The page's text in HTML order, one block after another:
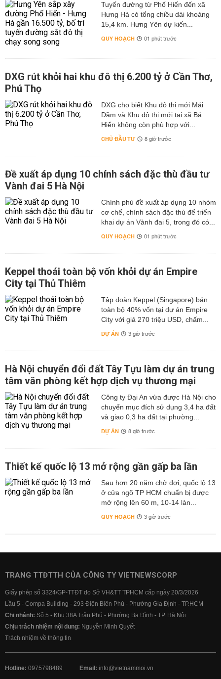
Tuyến đường từ Phố Hiến đến xã
Hưng Hà có tổng chiều dài khoảng
15,4 km. Hưng Yên dự kiến...
QUY HOẠCH 01 phút trước
DXG rút khỏi hai khu đô thị 6.200 tỷ ở Cần Thơ,
Phú Thọ
DXG cho biết Khu đô thị mới Mái
Dầm và Khu đô thị mới tại xã Bá
Hiến không còn phù hợp với...
CHỦ ĐẦU TƯ 8 giờ trước
Đề xuất áp dụng 10 chính sách đặc thù đầu tư
Vành đai 5 Hà Nội
Chính phủ đề xuất áp dụng 10 nhóm
cơ chế, chính sách đặc thù để triển
khai dự án Vành đai 5, trong đó có...
QUY HOẠCH 01 phút trước
Keppel thoái toàn bộ vốn khỏi dự án Empire
City tại Thủ Thiêm
Tập đoàn Keppel (Singapore) bán
toàn bộ 40% vốn tại dự án Empire
City với giá 270 triệu USD, chấm...
DỰ ÁN 3 giờ trước
Hà Nội chuyển đổi đất Tây Tựu làm dự án trung
tâm văn phòng kết hợp dịch vụ thương mại
Công ty Đại An vừa được Hà Nội cho
chuyển mục đích sử dụng 3,4 ha đất
và giao 0,3 ha đất tại phường...
DỰ ÁN 8 giờ trước
Thiết kế quốc lộ 13 mở rộng gần gấp ba lần
Sau hơn 20 năm chờ đợi, quốc lộ 13
ở cửa ngõ TP HCM chuẩn bị được
mở rộng lên 60 m, 10-14 làn...
QUY HOẠCH 3 giờ trước
TRANG TTĐTTH CỦA CÔNG TY VIETNEWSCORP
Giấy phép số 3324/GP-TTĐT do Sở VH&TT TPHCM cấp ngày 20/3/2026
Lầu 5 - Compa Building - 293 Điện Biên Phủ - Phường Gia Định - TP.HCM
Chi nhánh: Số 5 - Khu 38A Trần Phú - Phường Ba Đình - TP. Hà Nội
Chịu trách nhiệm nội dung: Nguyễn Minh Quyết
Trách nhiệm về thông tin
Hotline: 0975798489 Email: info@vietnammoi.vn